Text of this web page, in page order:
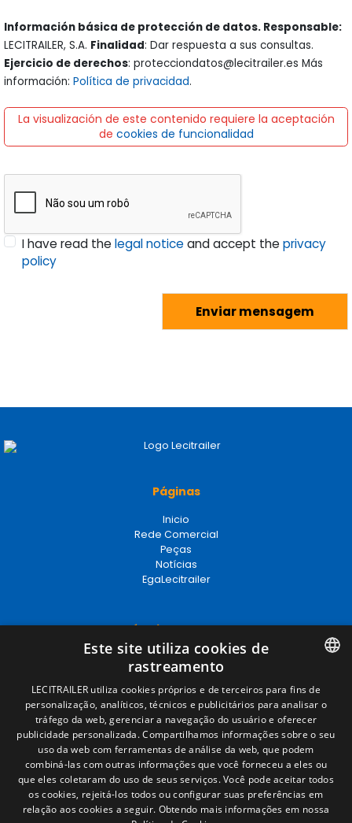
Información básica de protección de datos. Responsable:
LECITRAILER, S.A. Finalidad: Dar respuesta a sus consultas.
Ejercicio de derechos: protecciondatos@lecitrailer.es Más
información: Política de privacidad.
La visualización de este contenido requiere la aceptación
de cookies de funcionalidad
I have read thelegal noticeand accept theprivacy
policy
Páginas
Inicio
Rede Comercial
Peças
Notícias
EgaLecitrailer
Términos legales
Aviso legal
Política de privacidade
Política de cookies
Condições Gerais de Venda
Gerenciar cookies
Contacto
Camino de los Huertos, S/N. Apdo 100
50620 - Casetas (Zaragoza) SPAIN
SPANISH
ENGLISH
FRENCH
ITALIAN
PORTUGUESE
Este site utiliza cookies de
rastreamento
LECITRAILER utiliza cookies próprios e de terceiros para fins de
personalização, analíticos, técnicos e publicitários para analisar o
tráfego da web, gerenciar a navegação do usuário e oferecer
publicidade personalizada. Compartilhamos informações sobre o seu
uso da web com ferramentas de análise da web, que podem
combiná-las com outras informações que você forneceu a eles ou
que eles coletaram do uso de seus serviços. Você pode aceitar todos
os cookies, rejeitá-los todos ou configurar suas preferências em
relação aos cookies a seguir. Obtendo mais informações em nossa